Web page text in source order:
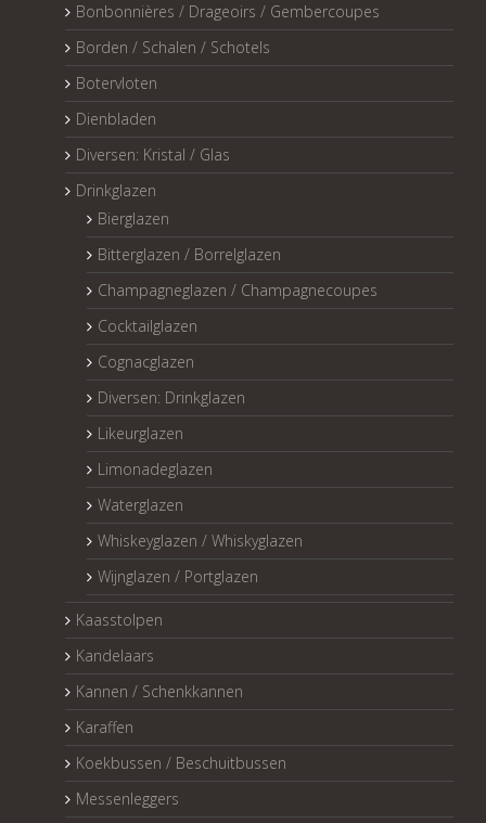
Bonbonnières / Drageoirs / Gembercoupes
Borden / Schalen / Schotels
Botervloten
Dienbladen
Diversen: Kristal / Glas
Drinkglazen
Bierglazen
Bitterglazen / Borrelglazen
Champagneglazen / Champagnecoupes
Cocktailglazen
Cognacglazen
Diversen: Drinkglazen
Likeurglazen
Limonadeglazen
Waterglazen
Whiskeyglazen / Whiskyglazen
Wijnglazen / Portglazen
Kaasstolpen
Kandelaars
Kannen / Schenkkannen
Karaffen
Koekbussen / Beschuitbussen
Messenleggers